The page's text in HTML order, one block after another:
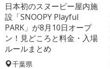
日本初のスヌーピー屋内施
設「SNOOPY Playful
PARK」が8月10日オープ
ン！見どころと料金・入場
ルールまとめ
千葉県